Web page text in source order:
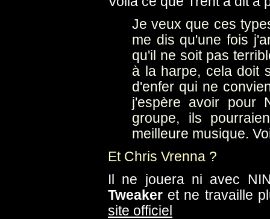
Je veux que ces
me dis qu'une fois
qu'il ne soit pas
à la harpe, cela doit
d'enfer qui ne
j'espère avoir pour
groupe, ils
meilleure musique.
Et Chris Vrenna ?
Il ne jouera ni avec
Tweaker et ne travaille
site officiel